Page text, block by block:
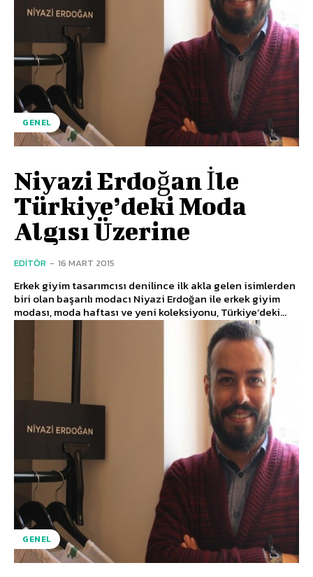
GENEL
Niyazi Erdoğan İle
Türkiye’deki Moda
Algısı Üzerine
EDITÖR - 16 MART 2015
Erkek giyim tasarımcısı denilince ilk akla gelen isimlerden
biri olan başarılı modacı Niyazi Erdoğan ile erkek giyim
modası, moda haftası ve yeni koleksiyonu, Türkiye’deki...
GENEL